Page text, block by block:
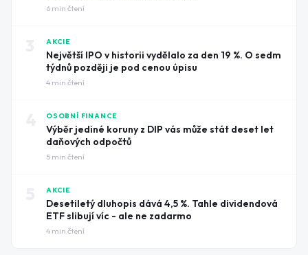
6 min čtení
AKCIE
Největší IPO v historii vydělalo za den 19 %. O sedm
týdnů později je pod cenou úpisu
4 min čtení
OSOBNÍ FINANCE
Výběr jediné koruny z DIP vás může stát deset let
daňových odpočtů
5 min čtení
AKCIE
Desetiletý dluhopis dává 4,5 %. Tahle dividendová
ETF slibují víc - ale ne zadarmo
4 min čtení